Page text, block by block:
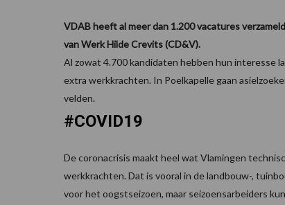
VDAB heeft al meer dan 1.200 vacatures
van Werk Hilde Crevits (CD&V).
Al zowat 4.700 kandidaten hebben hun interesse
extra werkkrachten. In Poelkapelle gaan
velden.
#COVID19
De coronacrisis maakt heel wat Vlamingen
werkkrachten. Dat is vooral in de landbouw-,
voor het oogstseizoen, maar seizoensarbeiders